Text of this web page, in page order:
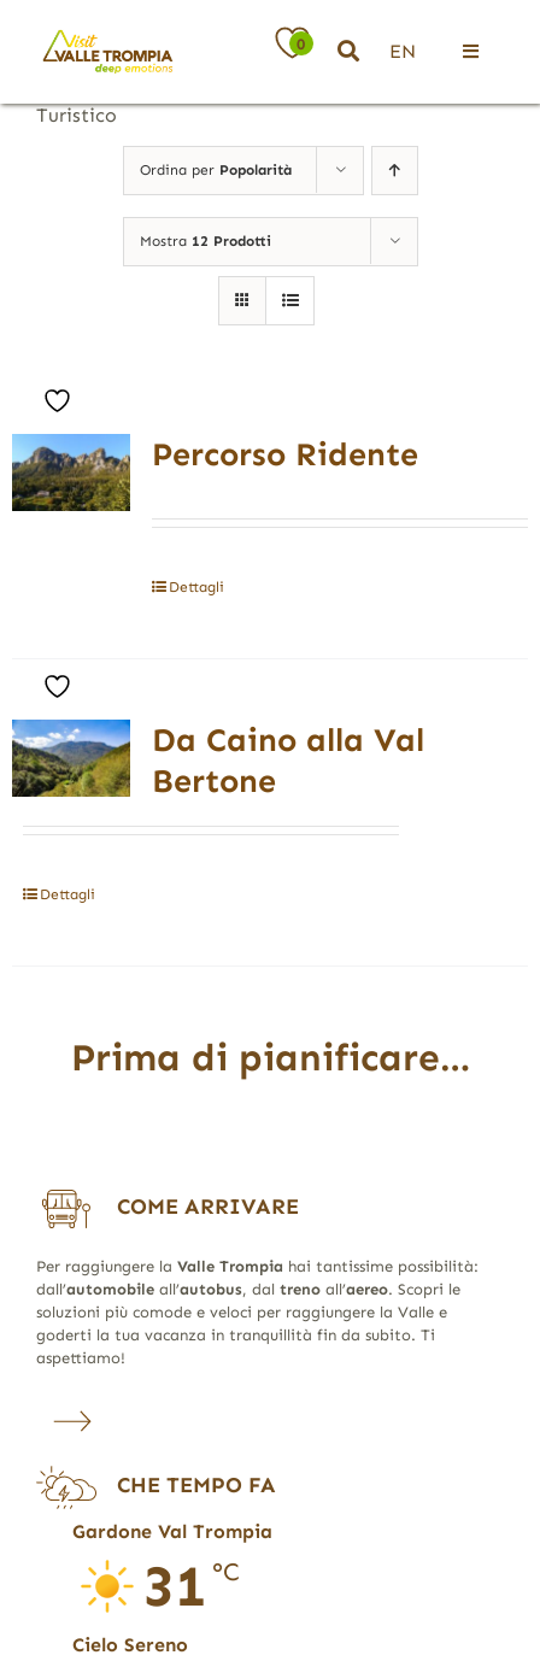
contenuto
0 EN
Toggle
Eventi
Turistico
Ordina per Popolarità
Mostra 12 Prodotti
Percorso Ridente
Dettagli
Da Caino alla Val
Bertone
Dettagli
Prima di pianificare…
COME ARRIVARE
Per raggiungere la Valle Trompia hai tantissime possibilità:
dall’automobileall’autobus, dal trenoall’aereo. Scopri le
soluzioni più comode e veloci per raggiungere la Valle e
goderti la tua vacanza in tranquillità fin da subito. Ti
aspettiamo!
CHE TEMPO FA
Gardone Val Trompia
31 °C
Cielo Sereno